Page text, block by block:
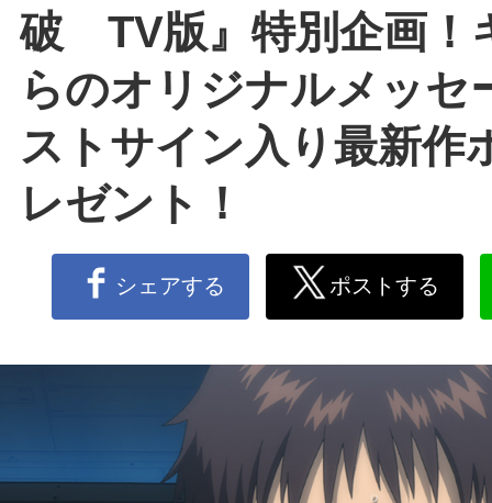
破 TV版』特別企画！
らのオリジナルメッセ
ストサイン入り最新作
レゼント！
シェアする ポストする